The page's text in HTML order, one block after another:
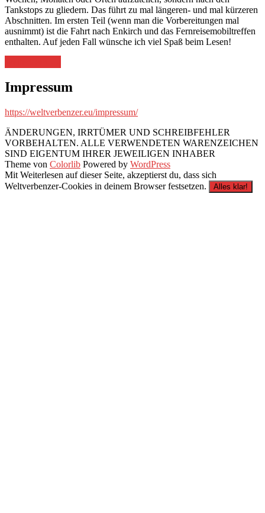
Tankstops zu gliedern. Das führt zu mal längeren- und mal kürzeren
Abschnitten. Im ersten Teil (wenn man die Vorbereitungen mal
ausnimmt) ist die Fahrt nach Enkirch und das Fernreisemobiltreffen
enthalten. Auf jeden Fall wünsche ich viel Spaß beim Lesen!
zum
Fernreisemobiltreffen“
Impressum
https://weltverbenzer.eu/impressum/
ÄNDERUNGEN, IRRTÜMER UND SCHREIBFEHLER
VORBEHALTEN. ALLE VERWENDETEN WARENZEICHEN
SIND EIGENTUM IHRER JEWEILIGEN INHABER
Theme von Colorlib Powered by WordPress
Mit Weiterlesen auf dieser Seite, akzeptierst du, dass sich
Weltverbenzer-Cookies in deinem Browser festsetzen.
Alles klar!